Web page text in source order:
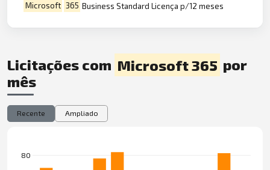
Microsoft 365 Business Standard Licença p/12 meses
Licitações com Microsoft 365 por
mês
Recente Ampliado